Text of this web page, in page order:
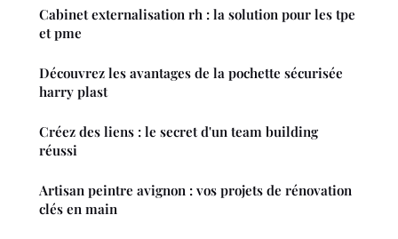
Cabinet externalisation rh : la solution pour les tpe
et pme
Découvrez les avantages de la pochette sécurisée
harry plast
Créez des liens : le secret d'un team building
réussi
Artisan peintre avignon : vos projets de rénovation
clés en main